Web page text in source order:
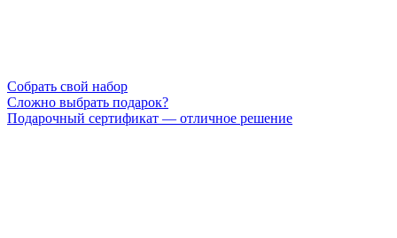
Cобрать свой набор
Сложно выбрать подарок?
Подарочный сертификат — отличное решение